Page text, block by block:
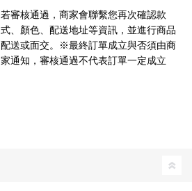
若審核通過，商家會聯繫您再次確認款
式、顏色、配送地址等資訊，並進行商品
配送或面交。※最終訂單成立與否須由商
家通知，審核通過不代表訂單一定成立